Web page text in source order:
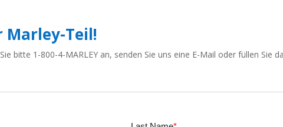
Marley-Teil!
bitte 1-800-4-MARLEY an, senden Sie uns eine E-Mail oder füllen Sie